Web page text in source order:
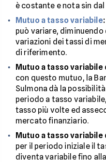
è costante e nota sin
Mutuo a tasso variabile:
può variare,
variazioni dei tassi di
di riferimento.
Mutuo a tasso
con questo mutuo, la
Sulmona dà la
periodo a tasso
tasso più volte ed
mercato finanziario.
Mutuo a tasso
per il periodo iniziale il
diventa variabile fino